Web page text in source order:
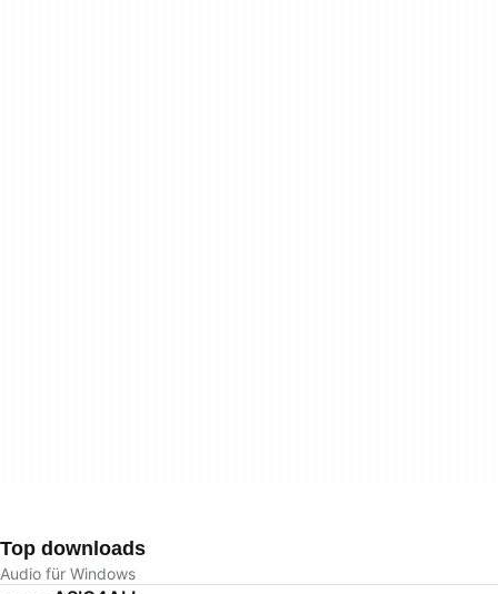
Top downloads
Audio für Windows